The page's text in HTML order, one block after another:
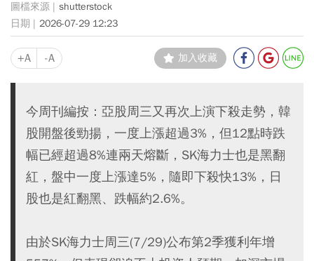
shutterstock
2026-07-29 12:23
+A -A 加入收藏
今周刊編按：亞股周三又再次上演下殺走勢，韓
股開盤後勁揚，一度上漲超過3%，但12點時跌
幅已經超過8%連兩天熔斷，SK海力士也是黑翻
紅，盤中一度上漲達5%，隨即下殺快13%，日
股也是紅翻黑、跌幅約2.6%。
由於SK海力士周三(7/29)公布第2季獲利年增